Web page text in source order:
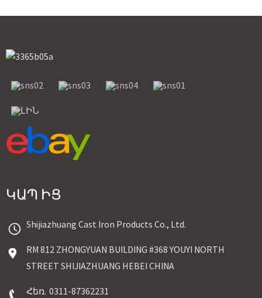
ԿԱՊ ԻՑ
Shijiazhuang Cast Iron Products Co., Ltd.
RM 812 ZHONGYUAN BUILDING #368 YOUYI NORTH
STREET SHIJIAZHUANG HEBEI CHINA
Հեռ. 0311-87362231